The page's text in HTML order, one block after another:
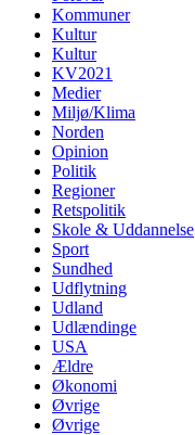
Kommuner
Kultur
Kultur
KV2021
Medier
Miljø/Klima
Norden
Opinion
Politik
Regioner
Retspolitik
Skole & Uddannelse
Sport
Sundhed
Udflytning
Udland
Udlændinge
USA
Ældre
Økonomi
Øvrige
Øvrige